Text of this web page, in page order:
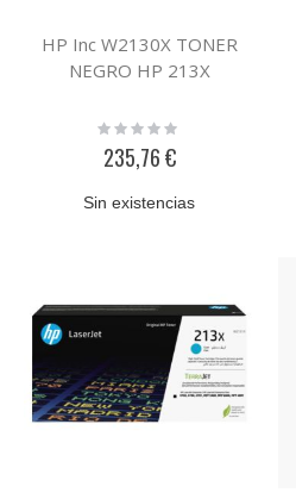
HP Inc W2130X TONER
NEGRO HP 213X
Rating:
235,76 €
Sin existencias